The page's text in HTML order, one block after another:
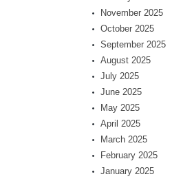
November 2025
October 2025
September 2025
August 2025
July 2025
June 2025
May 2025
April 2025
March 2025
February 2025
January 2025